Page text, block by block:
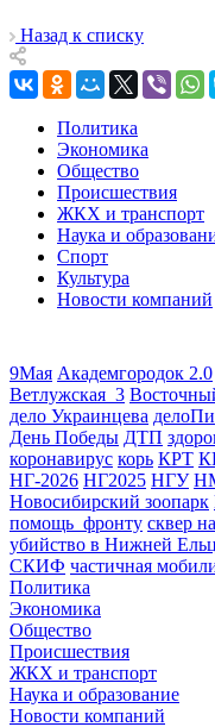
Назад к списку
Политика
Экономика
Общество
Происшествия
ЖКХ и транспорт
Наука и
Спорт
Культура
Новости компаний
9Мая Академгородок 2.0
Ветлужская_3
дело Украинцева
День Победы ДТП
коронавирус корь КРТ
НГ-2026 НГ2025 НГУ
Новосибирский зоопарк
помощь_фронту сквер
убийство в Нижней
СКИФ частичная
Политика
Экономика
Общество
Происшествия
ЖКХ и транспорт
Наука и образование
Новости компаний